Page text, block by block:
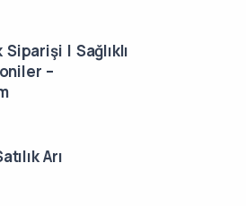
Siparişi | Sağlıklı
–
Arı